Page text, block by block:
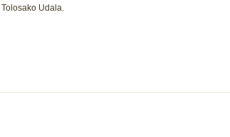
Tolosako Udala.